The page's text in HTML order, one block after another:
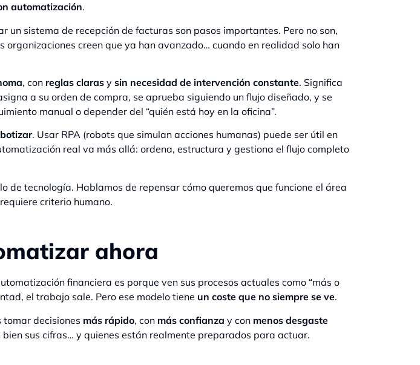
automatización.
un sistema de recepción de facturas son pasos importantes. Pero no son,
organizaciones creen que ya han avanzado… cuando en realidad solo han
, con reglas claras y sin necesidad de intervención constante. Significa
a su orden de compra, se aprueba siguiendo un flujo diseñado, y se
manual o depender del “quién está hoy en la oficina”.
. Usar RPA (robots que simulan acciones humanas) puede ser útil en
real va más allá: ordena, estructura y gestiona el flujo completo
tecnología. Hablamos de repensar cómo queremos que funcione el área
criterio humano.
ahora
financiera es porque ven sus procesos actuales como “más o
el trabajo sale. Pero ese modelo tiene un coste que no siempre se ve.
decisiones más rápido, con más confianza y con menos desgaste
sus cifras… y quienes están realmente preparados para actuar.